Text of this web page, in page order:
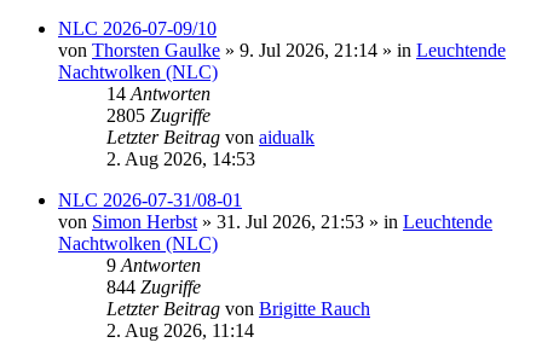
NLC 2026-07-09/10
von Thorsten Gaulke » 9. Jul 2026, 21:14 » in Leuchtende
Nachtwolken (NLC)
14 Antworten
2805 Zugriffe
Letzter Beitrag von aidualk
2. Aug 2026, 14:53
NLC 2026-07-31/08-01
von Simon Herbst » 31. Jul 2026, 21:53 » in Leuchtende
Nachtwolken (NLC)
9 Antworten
844 Zugriffe
Letzter Beitrag von Brigitte Rauch
2. Aug 2026, 11:14